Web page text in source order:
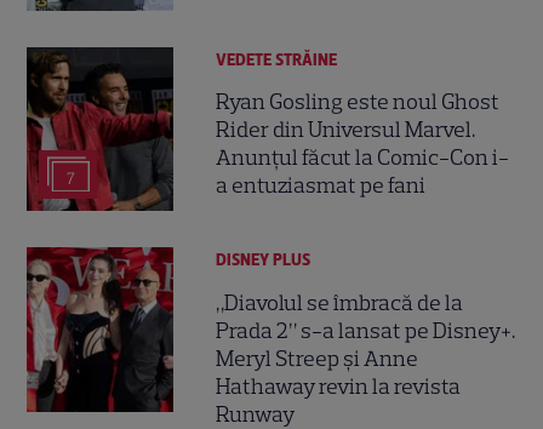
7
VEDETE STRĂINE
Ryan Gosling este noul Ghost
Rider din Universul Marvel.
Anunțul făcut la Comic-Con i-
a entuziasmat pe fani
DISNEY PLUS
„Diavolul se îmbracă de la
Prada 2” s-a lansat pe Disney+.
Meryl Streep și Anne
Hathaway revin la revista
Runway